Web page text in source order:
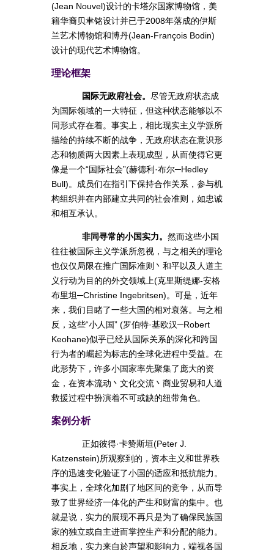
(Jean Nouvel)设计的卡塔尔国家博物馆，美
籍华裔贝聿铭设计并已于2008年落成的伊斯
兰艺术博物馆和博丹(Jean-François Bodin)
设计的现代艺术博物馆。
理论框架
国际无政府社会。 尽管无政府状态成
为国际领域的一大特征，但这种状态能够以不
同形式存在着。事实上，相比现实主义学派所
描绘的持续不断的战争，无政府状态在意识形
态和物质两大因素上表现成型，从而使得它更
像是一个“国际社会”(赫德利·布尔─Hedley
Bull)。成员们在指引下保持合作关系，参与机
构组织并在内部建立共同的社会准则，如忠诚
和相互承认。
非同寻常的小国实力。 然而这些小国
往往被国际主义学派所忽视，与之相关的理论
也仅仅局限在推广国际准则丶和平以及人道主
义行动为目的的外交领域上(克里斯缇娜-安格
布里坦─Christine Ingebritsen)。可是，近年
来，我们目睹了一些大国的相对衰落。与之相
反，这些“小人国” (罗伯特·基欧汉─Robert
Keohane)似乎已经从国际关系的深化和跨国
行为者的崛起为标志的全球化进程中受益。在
此形势下，许多小国家率先聚集了庞大的资
金，在资本流动丶文化交流丶商业贸易和人道
救援过程中扮演着不可或缺的纽带角色。
案例分析
正如彼得·卡赞斯垣(Peter J.
Katzenstein)所观察到的，资本主义和世界秩
序的迅速变化验证了小国的适应和抵抗能力。
事实上，全球化加剧了地区间的竞争，从而导
致了世界经济一体化的产生和财富的集中。也
就是说，实力的展现不再只是为了确保民族国
家的独立或自主进而掌控生产和分配的能力。
相反地，实力来自於声望和影响力，端视各国